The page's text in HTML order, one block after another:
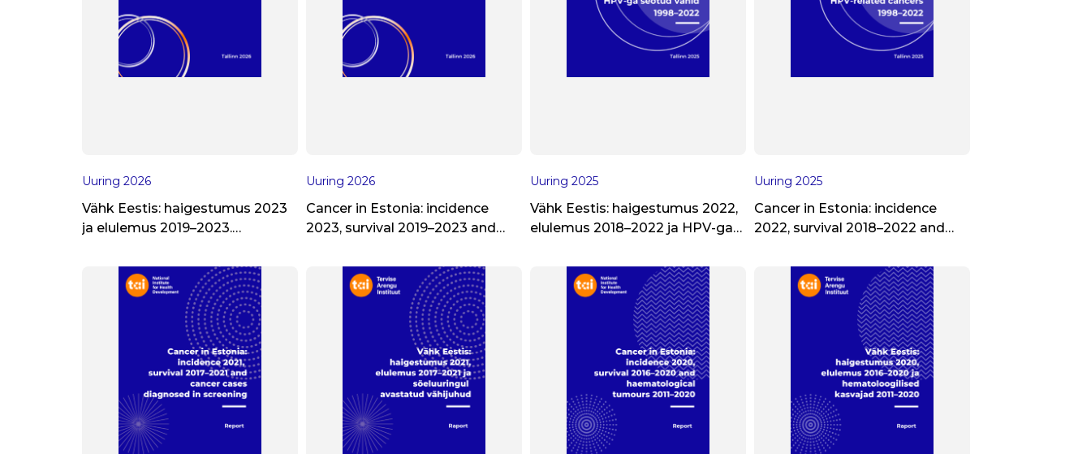
Uuring 2026
Vähk Eestis: haigestumus 2023
ja elulemus 2019–2023.
staadiumispetsiifiline
haigestumus 2012–2023
Uuring 2026
Cancer in Estonia: incidence
2023, survival 2019–2023 and
Uuring 2025
Vähk Eestis: haigestumus 2022,
elulemus 2018–2022 ja HPV-ga
Uuring 2025
Cancer in Estonia: incidence
2022, survival 2018–2022 and